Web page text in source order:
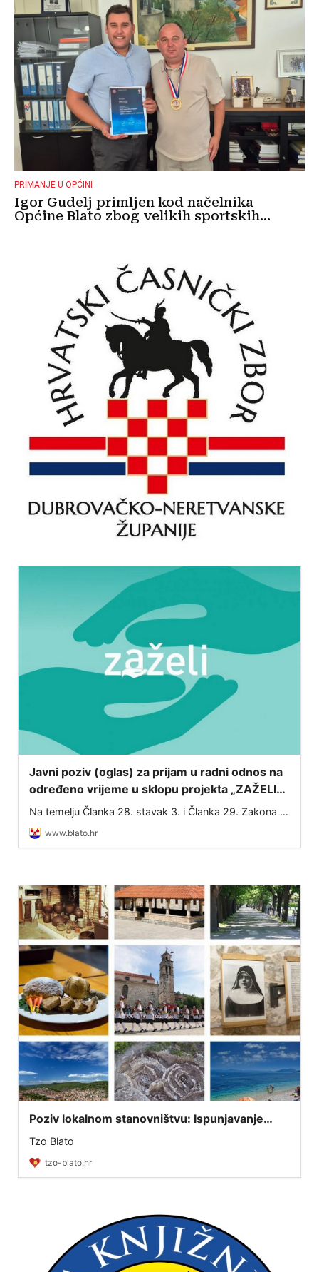
PRIMANJE U OPĆINI
Igor Gudelj primljen kod načelnika
Općine Blato zbog velikih sportskih...
Javni poziv (oglas) za prijam u radni odnos na
određeno vrijeme u sklopu projekta „ZAŽELI–
nisi sam“
Na temelju Članka 28. stavak 3. i Članka 29. Zakona o
službenicima i namještenicima u lokalnoj i područnoj
(regionalnoj) samoupravi (NN 86/08, 61/11, 04/18,
www.blato.hr
Poziv lokalnom stanovništvu: Ispunjavanje
ankete o stavovima lokalnog stanovništva o
Tzo Blato
tzo-blato.hr